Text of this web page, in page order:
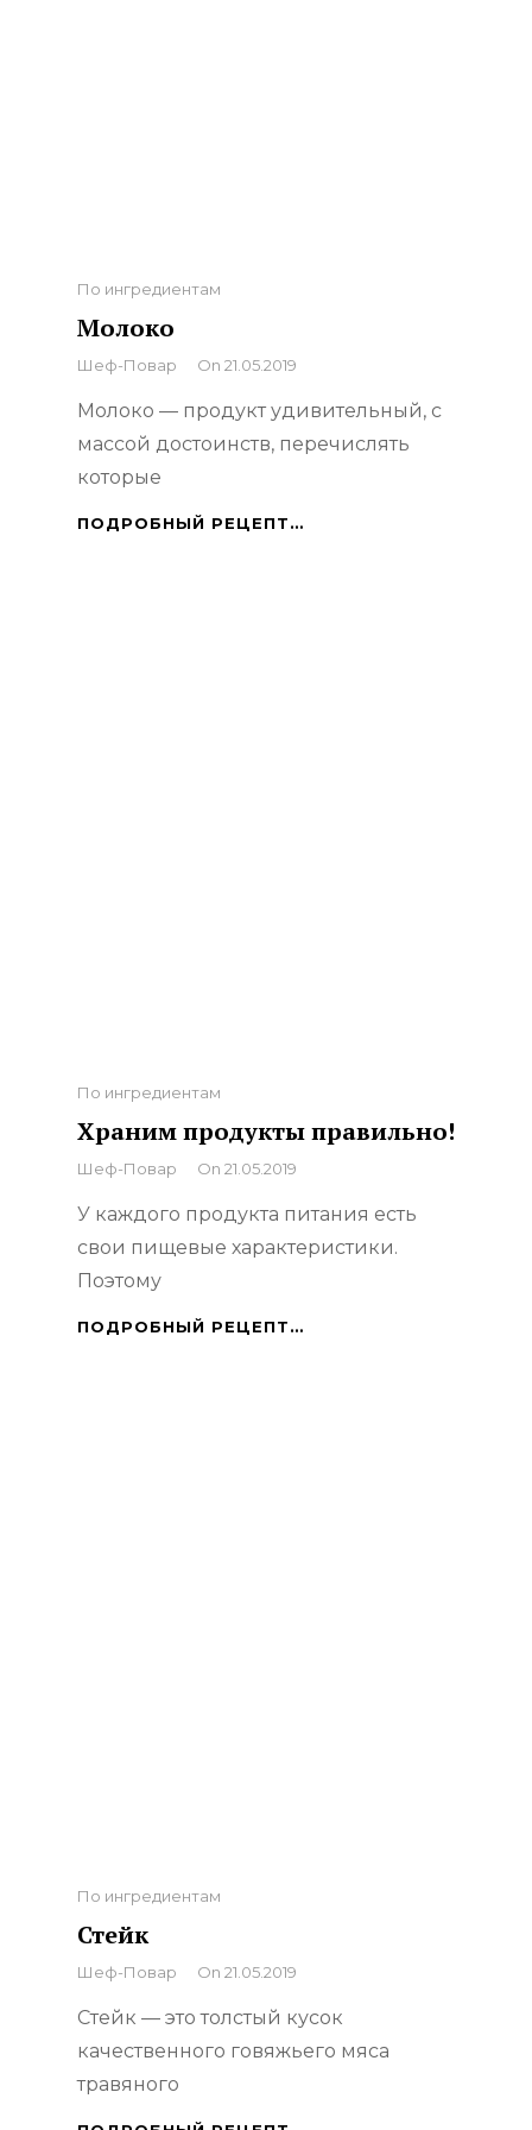
Categories
По ингредиентам
Молоко
By
Шеф-Повар On 21.05.2019
Молоко — продукт удивительный, с
массой достоинств, перечислять
которые
ПОДРОБНЫЙ РЕЦЕПТ…
Categories
По ингредиентам
Храним продукты правильно!
By
Шеф-Повар On 21.05.2019
У каждого продукта питания есть
свои пищевые характеристики.
Поэтому
ПОДРОБНЫЙ РЕЦЕПТ…
Categories
По ингредиентам
Стейк
By
Шеф-Повар On 21.05.2019
Стейк — это толстый кусок
качественного говяжьего мяса
травяного